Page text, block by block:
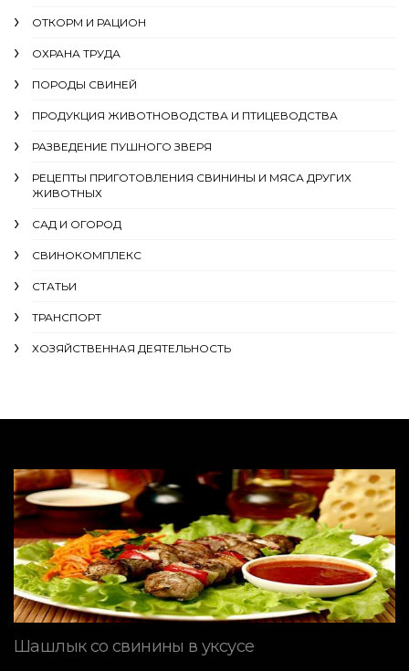
ОТКОРМ И РАЦИОН
ОХРАНА ТРУДА
ПОРОДЫ СВИНЕЙ
ПРОДУКЦИЯ ЖИВОТНОВОДСТВА И ПТИЦЕВОДСТВА
РАЗВЕДЕНИЕ ПУШНОГО ЗВЕРЯ
РЕЦЕПТЫ ПРИГОТОВЛЕНИЯ СВИНИНЫ И МЯСА ДРУГИХ
ЖИВОТНЫХ
САД И ОГОРОД
СВИНОКОМПЛЕКС
СТАТЬИ
ТРАНСПОРТ
ХОЗЯЙСТВЕННАЯ ДЕЯТЕЛЬНОСТЬ
Шашлык со свинины в уксусе